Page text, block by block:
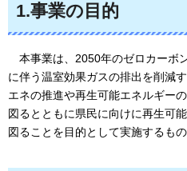
1.事業の目的
本事業は、2050年のゼロカーボ
に伴う温室効果ガスの排出を削減
エネの推進や再生可能エネルギー
図るとともに県民に向けに再生可
図ることを目的として実施するもの